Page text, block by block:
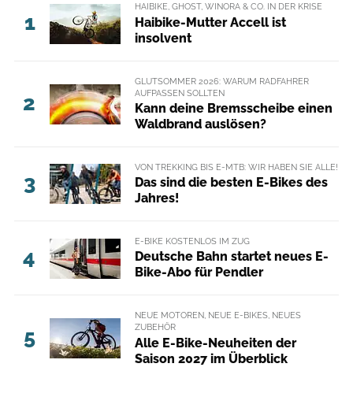
1
HAIBIKE, GHOST, WINORA & CO. IN DER KRISE
Haibike-Mutter Accell ist
insolvent
2
GLUTSOMMER 2026: WARUM RADFAHRER
AUFPASSEN SOLLTEN
Kann deine Bremsscheibe einen
Waldbrand auslösen?
3
VON TREKKING BIS E-MTB: WIR HABEN SIE ALLE!
Das sind die besten E-Bikes des
Jahres!
4
E-BIKE KOSTENLOS IM ZUG
Deutsche Bahn startet neues E-
Bike-Abo für Pendler
5
NEUE MOTOREN, NEUE E-BIKES, NEUES
ZUBEHÖR
Alle E-Bike-Neuheiten der
Saison 2027 im Überblick